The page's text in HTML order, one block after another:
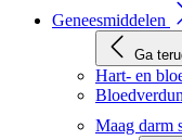
Geneesmiddelen
Ga
Hart- en
Maag darm